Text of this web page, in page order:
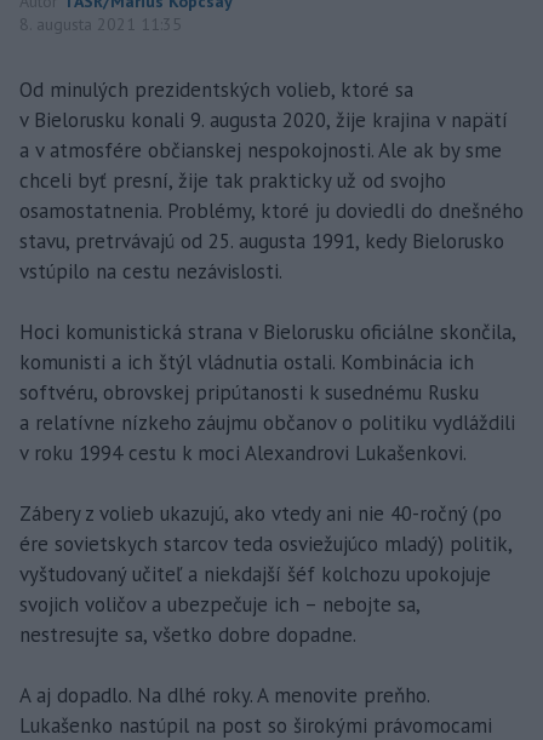
8. augusta 2021 11:35
Od minulých prezidentských volieb, ktoré sa
v Bielorusku konali 9. augusta 2020, žije krajina v napätí
a v atmosfére občianskej nespokojnosti. Ale ak by sme
chceli byť presní, žije tak prakticky už od svojho
osamostatnenia. Problémy, ktoré ju doviedli do dnešného
stavu, pretrvávajú od 25. augusta 1991, kedy Bielorusko
vstúpilo na cestu nezávislosti.
Hoci komunistická strana v Bielorusku oficiálne skončila,
komunisti a ich štýl vládnutia ostali. Kombinácia ich
softvéru, obrovskej pripútanosti k susednému Rusku
a relatívne nízkeho záujmu občanov o politiku vydláždili
v roku 1994 cestu k moci Alexandrovi Lukašenkovi.
Zábery z volieb ukazujú, ako vtedy ani nie 40-ročný (po
ére sovietskych starcov teda osviežujúco mladý) politik,
vyštudovaný učiteľ a niekdajší šéf kolchozu upokojuje
svojich voličov a ubezpečuje ich – nebojte sa,
nestresujte sa, všetko dobre dopadne.
A aj dopadlo. Na dlhé roky. A menovite preňho.
Lukašenko nastúpil na post so širokými právomocami